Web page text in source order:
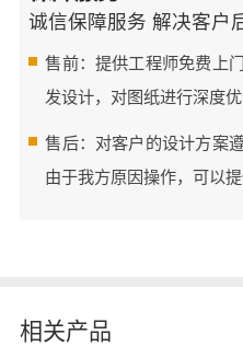
诚信保障服务 解决客户
售前：提供工程师免费上
发设计，对图纸进行深度
售后：对客户的设计方案
由于我方原因操作，可以提
相关产品